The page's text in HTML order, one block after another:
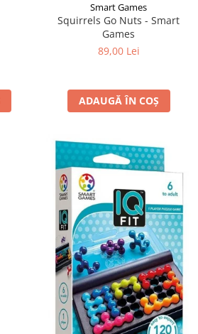
Smart Games
Squirrels Go Nuts - Smart
Games
89,00 Lei
ADAUGĂ ÎN COȘ